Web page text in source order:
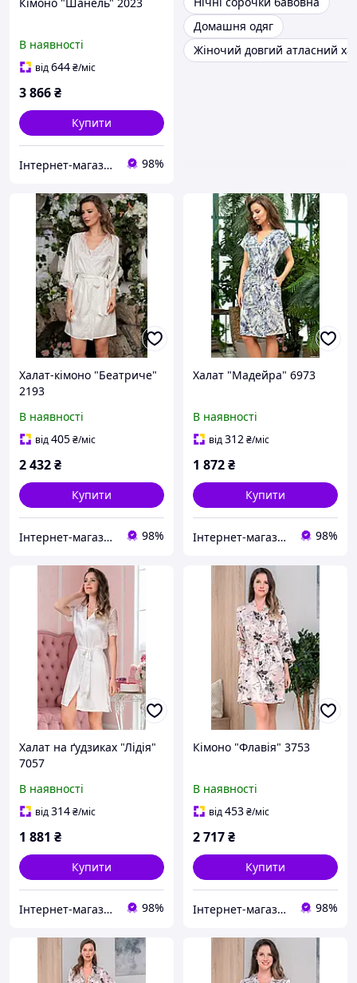
В наявності
від644₴/міс
3 866₴
Купити
Інтернет-магазин "Carmen" 98%
Домашня одяг
Жіночий довгий атласний
Халат-кімоно "Беатриче"
2193
В наявності
від405₴/міс
2 432₴
Купити
Інтернет-магазин "Carmen" 98%
Халат "Мадейра" 6973
В наявності
від312₴/міс
1 872₴
Купити
Інтернет-магазин "Carmen" 98%
Халат на ґудзиках "Лідія"
7057
В наявності
від314₴/міс
1 881 ₴
Купити
Інтернет-магазин "Carmen" 98%
Кімоно "Флавія" 3753
В наявності
від453₴/міс
2 717₴
Купити
Інтернет-магазин "Carmen" 98%